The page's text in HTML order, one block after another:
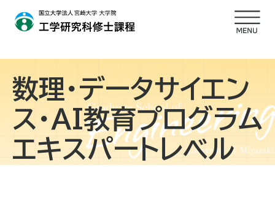
数理・データサイエン
ス・AI教育プログラム
エキスパートレベル